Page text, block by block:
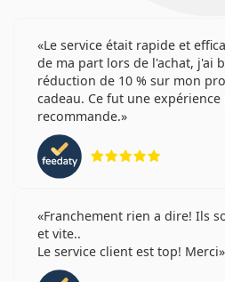
Le service était rapide et
de ma part lors de l'achat, j'ai
réduction de 10 % sur mon
cadeau. Ce fut une expérience
recommande.
Franchement rien a dire! Ils
et vite..
Le service client est top! Merci